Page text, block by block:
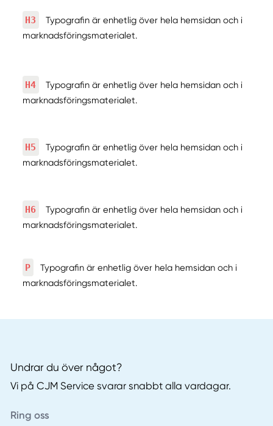
H3
Typografin är enhetlig över hela hemsidan och i
marknadsföringsmaterialet.
H4
Typografin är enhetlig över hela hemsidan och i
marknadsföringsmaterialet.
H5
Typografin är enhetlig över hela hemsidan och i
marknadsföringsmaterialet.
H6
Typografin är enhetlig över hela hemsidan och i
marknadsföringsmaterialet.
P
Typografin är enhetlig över hela hemsidan och i
marknadsföringsmaterialet.
Undrar du över något?
Vi på CJM Service svarar snabbt alla vardagar.
Ring oss